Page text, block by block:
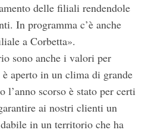
delle filiali rendendole
In programma c’è anche
a Corbetta».
sono anche i valori per
aperto in un clima di grande
l’anno scorso è stato per certi
ai nostri clienti un
in un territorio che ha